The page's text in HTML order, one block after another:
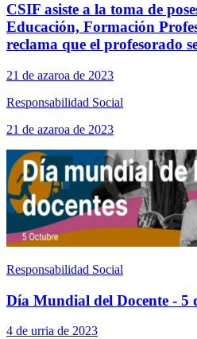
CSIF asiste a la toma de
Educación, Formación
reclama que el profesorado
21 de azaroa de 2023
Responsabilidad Social
21 de azaroa de 2023
Responsabilidad Social
Día Mundial del Docente - 5
4 de urria de 2023